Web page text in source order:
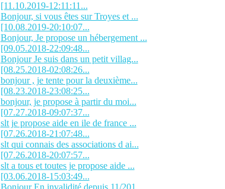
[11.10.2019-12:11:11...
Bonjour, si vous êtes sur Troyes et ...
[10.08.2019-20:10:07...
Bonjour, Je propose un hébergement ...
[09.05.2018-22:09:48...
Bonjour Je suis dans un petit villag...
[08.25.2018-02:08:26...
bonjour , je tente pour la deuxième...
[08.23.2018-23:08:25...
bonjour, je propose à partir du moi...
[07.27.2018-09:07:37...
slt je propose aide en ile de france ...
[07.26.2018-21:07:48...
slt qui connais des associations d ai...
[07.26.2018-20:07:57...
slt a tous et toutes je propose aide ...
[03.06.2018-15:03:49...